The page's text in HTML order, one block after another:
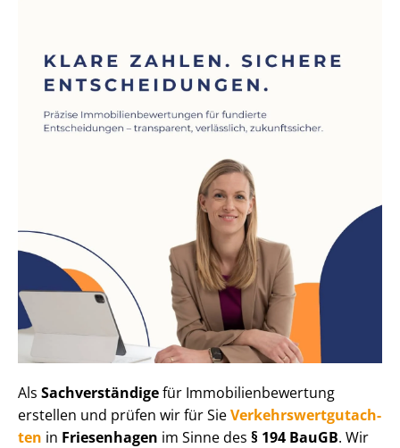
Als Sachverständigefür Im­mo­bi­li­en­be­wer­tung
erstellen und prüfen wir für SieVer­kehrs­wert­gut­ach­
ten in Friesenhagen im Sinne des § 194 BauGB. Wir